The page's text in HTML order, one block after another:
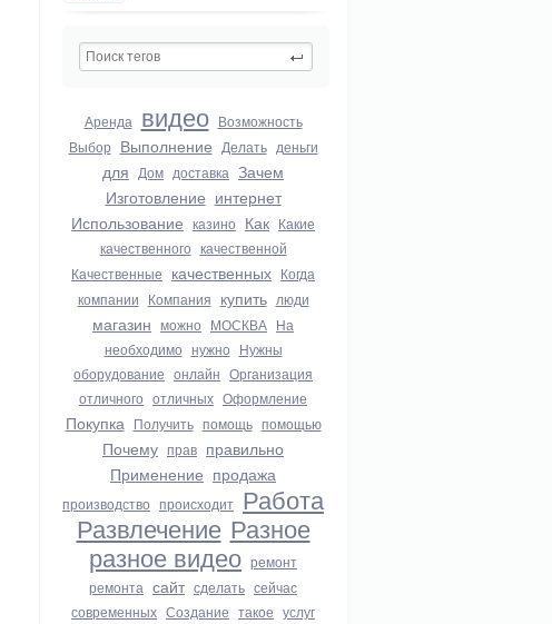
Аренда видео Возможность
Выбор Выполнение Делать деньги
для Дом доставка Зачем
Изготовление интернет
Использование казино Как Какие
качественного качественной
Качественные качественных Когда
компании Компания купить люди
магазин можно МОСКВА На
необходимо нужно Нужны
оборудование онлайн Организация
отличного отличных Оформление
Покупка Получить помощь помощью
Почему прав правильно
Применение продажа
производство происходит Работа
Развлечение Разное
разное видео ремонт
ремонта сайт сделать сейчас
современных Создание такое услуг